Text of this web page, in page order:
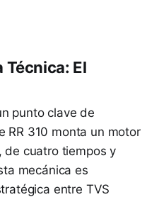
El
punto clave de
RR 310 monta un motor
de cuatro tiempos y
mecánica es
entre TVS